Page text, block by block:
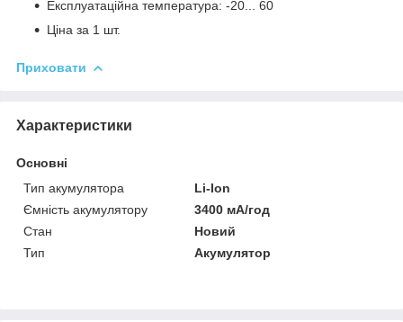
Експлуатаційна температура: -20... 60
Ціна за 1 шт.
Приховати
Характеристики
Основні
Тип акумулятора
Li-Ion
Ємність акумулятору
3400 мА/год
Стан
Новий
Тип
Акумулятор